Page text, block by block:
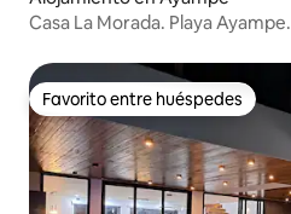
Casa La Morada. Playa Ayampe.
Favorito entre huéspedes
Favorito entre huéspedes